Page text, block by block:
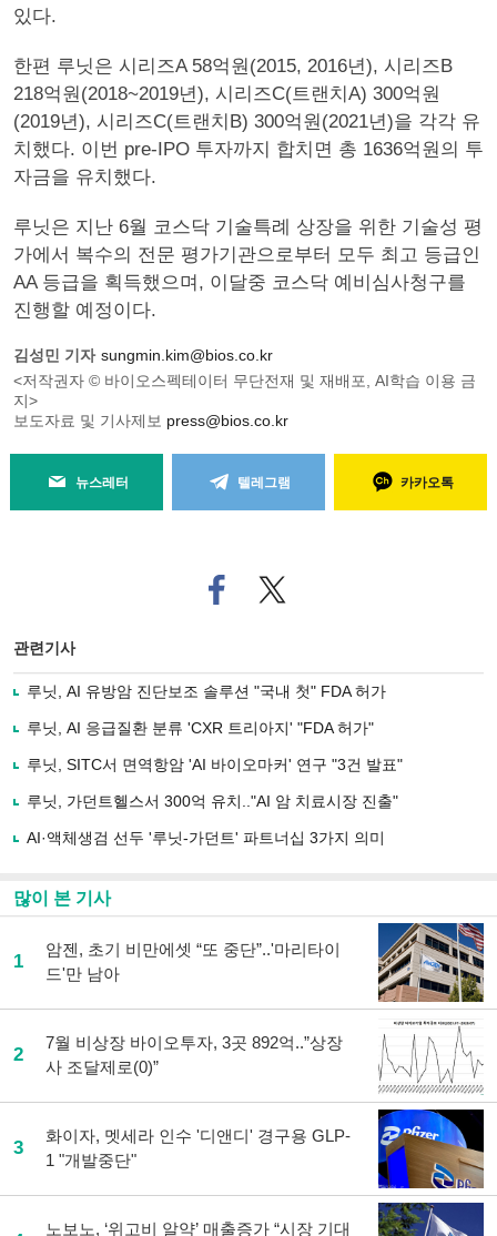
있다.
한편 루닛은 시리즈A 58억원(2015, 2016년), 시리즈B
218억원(2018~2019년), 시리즈C(트랜치A) 300억원
(2019년), 시리즈C(트랜치B) 300억원(2021년)을 각각 유
치했다. 이번 pre-IPO 투자까지 합치면 총 1636억원의 투
자금을 유치했다.
루닛은 지난 6월 코스닥 기술특례 상장을 위한 기술성 평
가에서 복수의 전문 평가기관으로부터 모두 최고 등급인
AA 등급을 획득했으며, 이달중 코스닥 예비심사청구를
진행할 예정이다.
김성민 기자 sungmin.kim@bios.co.kr
<저작권자 © 바이오스펙테이터 무단전재 및 재배포, AI학습 이용 금
지>
보도자료 및 기사제보 press@bios.co.kr
뉴스레터 텔레그램 카카오톡
페
이
로
기
사
유
기
트위
터로
관련기사
루닛, AI 유방암 진단보조 솔루션 "국내 첫" FDA 허가
루닛, AI 응급질환 분류 'CXR 트리아지' "FDA 허가"
루닛, SITC서 면역항암 'AI 바이오마커' 연구 "3건 발표"
루닛, 가던트헬스서 300억 유치.."AI 암 치료시장 진출"
AI·액체생검 선두 '루닛-가던트' 파트너십 3가지 의미
많이 본 기사
1
암젠, 초기 비만에셋 “또 중단”..'마리타이
드'만 남아
2
7월 비상장 바이오투자, 3곳 892억..”상장
사 조달제로(0)”
3
화이자, 멧세라 인수 '디앤디' 경구용 GLP-
1 "개발중단"
노보노, ‘위고비 알약’ 매출증가 “시장 기대